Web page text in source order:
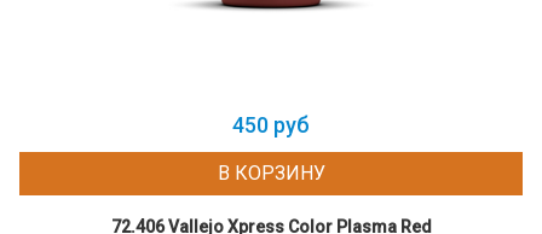
450 руб
В КОРЗИНУ
72.406 Vallejo Xpress Color Plasma Red